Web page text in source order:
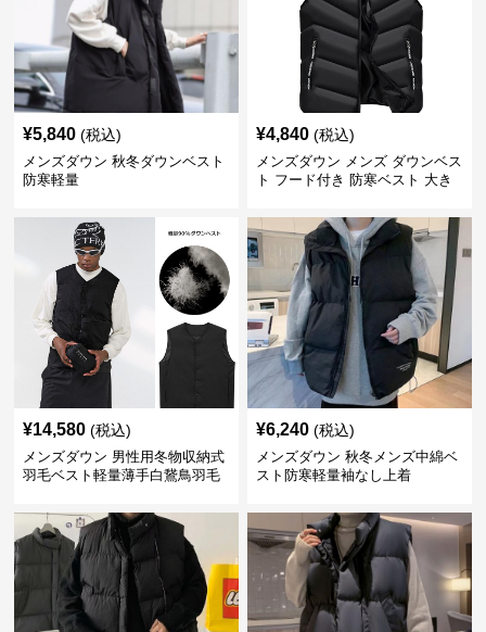
¥5,840 (税込)
メンズダウン 秋冬ダウンベスト
防寒軽量
¥4,840 (税込)
メンズダウン メンズ ダウンベス
ト フード付き 防寒ベスト 大き
¥14,580 (税込)
メンズダウン 男性用冬物収納式
羽毛ベスト軽量薄手白鵞鳥羽毛
¥6,240 (税込)
メンズダウン 秋冬メンズ中綿ベ
スト防寒軽量袖なし上着